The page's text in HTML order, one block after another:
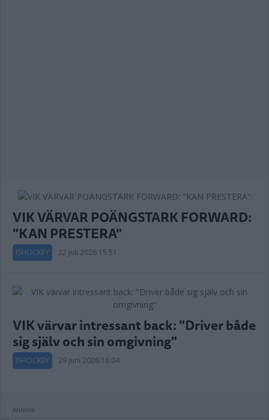
VIK VÄRVAR POÄNGSTARK FORWARD:
"KAN PRESTERA"
ISHOCKEY 22 juli 2026 15.51
VIK värvar intressant back: "Driver både
sig själv och sin omgivning"
ISHOCKEY 29 juni 2026 16.04
Annons: